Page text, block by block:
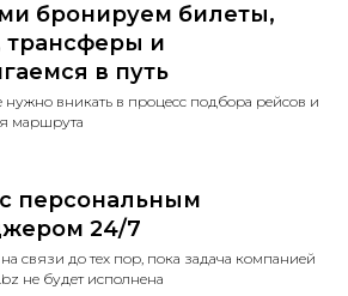
бронируем билеты,
трансферы и
в путь
нужно вникать в процесс подбора рейсов и
маршрута
персональным
24/7
связи до тех пор, пока задача компанией
не будет исполнена